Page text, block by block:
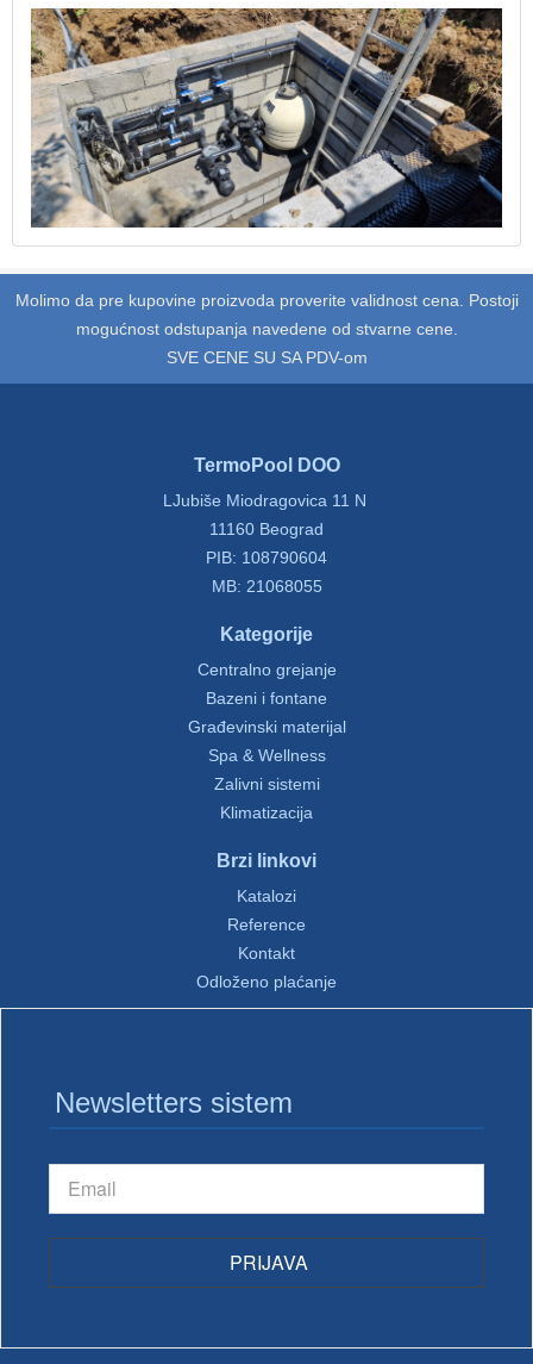
Molimo da pre kupovine proizvoda proverite validnost cena. Postoji
mogućnost odstupanja navedene od stvarne cene.
SVE CENE SU SA PDV-om
TermoPool DOO
LJubiše Miodragovica 11 N
11160 Beograd
PIB: 108790604
MB: 21068055
Kategorije
Centralno grejanje
Bazeni i fontane
Građevinski materijal
Spa & Wellness
Zalivni sistemi
Klimatizacija
Brzi linkovi
Katalozi
Reference
Kontakt
Odloženo plaćanje
Newsletters sistem
PRIJAVA